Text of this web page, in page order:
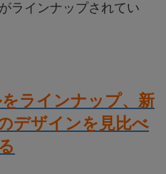
ラインナップされてい
をラインナップ、新
デザインを見比べ
る